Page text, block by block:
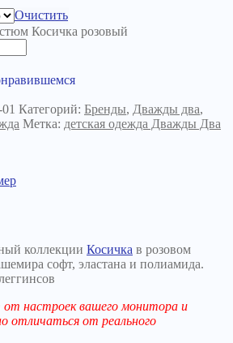
Очистить
Косичка розовый
Категорий: Бренды, Дважды два,
Метка: детская одежда Дважды Два
коллекции Косичка в розовом
софт, эластана и полиамида.
настроек вашего монитора и
отличаться от реального